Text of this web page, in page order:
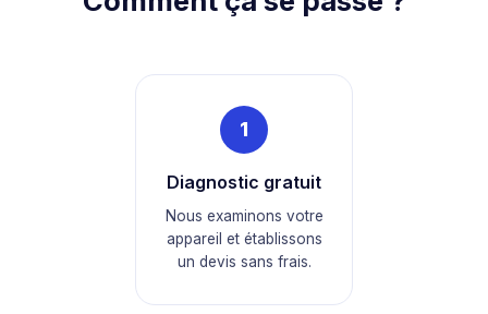
1
Diagnostic gratuit
Nous examinons votre
appareil et établissons
un devis sans frais.